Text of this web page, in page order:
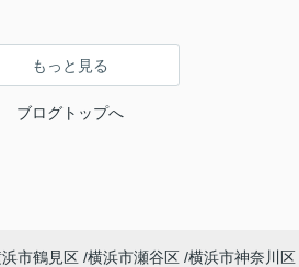
もっと見る
ブログトップへ
市鶴見区 横浜市瀬谷区 横浜市神奈川区